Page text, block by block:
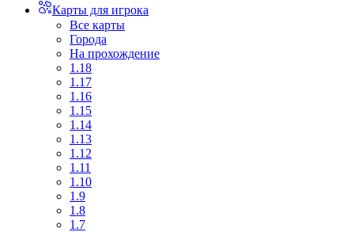
Карты для игрока
Все карты
Города
На прохождение
1.18
1.17
1.16
1.15
1.14
1.13
1.12
1.11
1.10
1.9
1.8
1.7